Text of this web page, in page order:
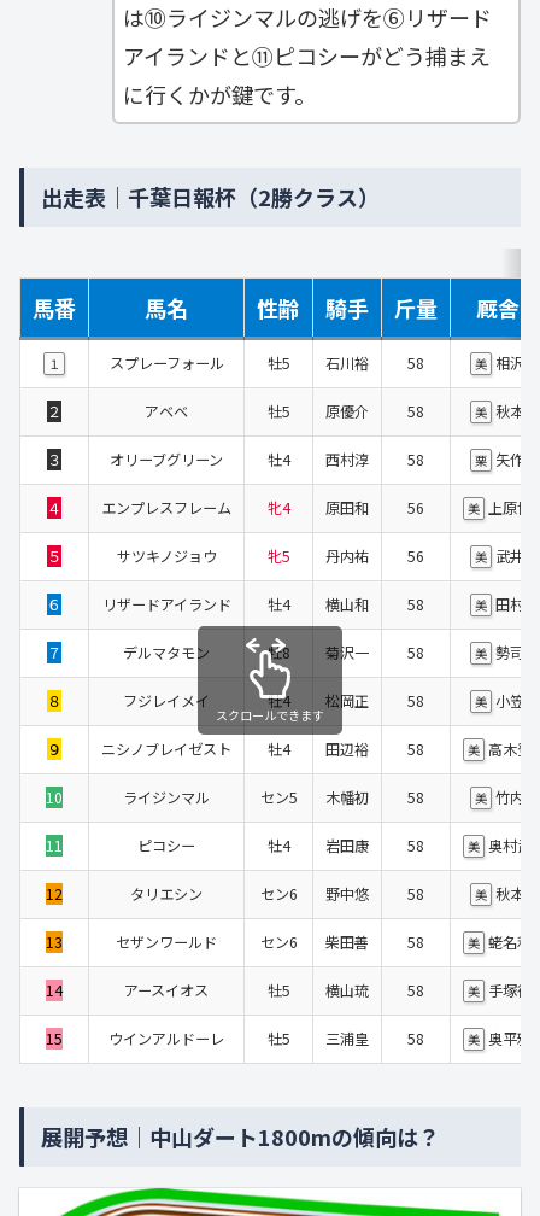
は⑩ライジンマルの逃げを⑥リザード
アイランドと⑪ピコシーがどう捕まえ
に行くかが鍵です。
出走表｜千葉日報杯（2勝クラス）
馬番 馬名 性齢 騎手 斤量 厩舎
１ スプレーフォール 牡5 石川裕 58 美 相沢
２ アベベ 牡5 原優介 58 美 秋本
３ オリーブグリーン 牡4 西村淳 58 栗 矢作
４ エンプレスフレーム 牝4 原田和 56 美 上原博
５ サツキノジョウ 牝5 丹内祐 56 美 武井
６ リザードアイランド 牡4 横山和 58 美 田村
７ デルマタモン 牡8 菊沢一 58 美 勢司
８ フジレイメイ 牡4 松岡正 58 美 小笠
９ ニシノブレイゼスト 牡4 田辺裕 58 美 高木登
10 ライジンマル セン5 木幡初 58 美 竹内
11 ピコシー 牡4 岩田康 58 美 奥村武
12 タリエシン セン6 野中悠 58 美 秋本
13 セザンワールド セン6 柴田善 58 美 蛯名利
14 アースイオス 牡5 横山琉 58 美 手塚徳
15 ウインアルドーレ 牡5 三浦皇 58 美 奥平雅
スクロールできます
展開予想｜中山ダート1800mの傾向は？